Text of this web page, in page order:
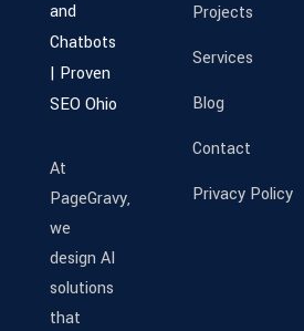
At
PageGravy,
we
design AI
solutions
that
Projects
Services
Blog
Contact
Privacy Policy